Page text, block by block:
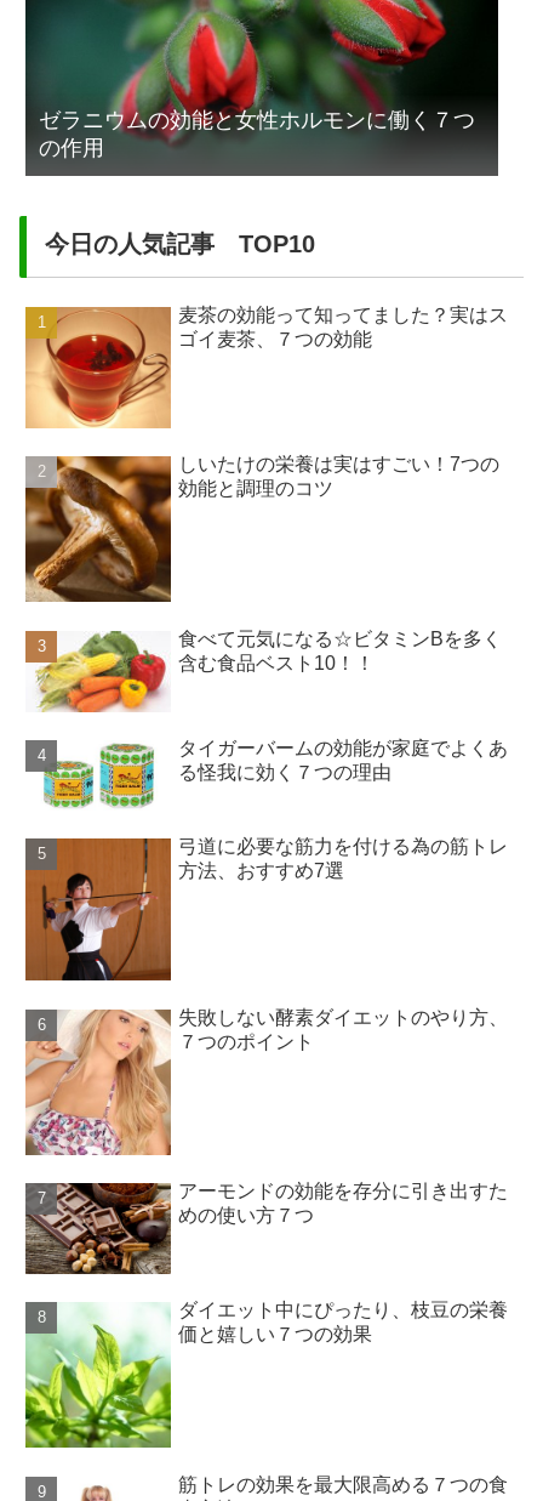
ゼラニウムの効能と女性ホルモンに働く７つ
の作用
今日の人気記事 TOP10
麦茶の効能って知ってました？実はス
ゴイ麦茶、７つの効能
しいたけの栄養は実はすごい！7つの
効能と調理のコツ
食べて元気になる☆ビタミンBを多く
含む食品ベスト10！！
タイガーバームの効能が家庭でよくあ
る怪我に効く７つの理由
弓道に必要な筋力を付ける為の筋トレ
方法、おすすめ7選
失敗しない酵素ダイエットのやり方、
７つのポイント
アーモンドの効能を存分に引き出すた
めの使い方７つ
ダイエット中にぴったり、枝豆の栄養
価と嬉しい７つの効果
筋トレの効果を最大限高める７つの食